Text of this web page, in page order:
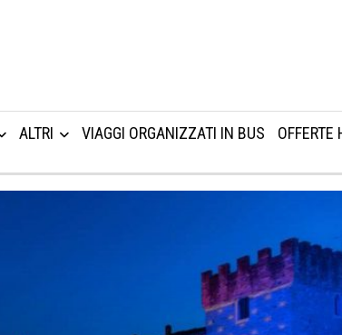
ALTRI VIAGGI ORGANIZZATI IN BUS OFFERTE